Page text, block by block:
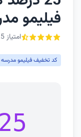
فیلیمو
امتیاز 4.5 از ۵ - 4 رأی
کد تخفیف فیلیمو مدرسه